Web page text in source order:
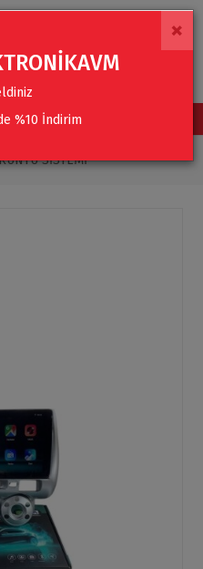
SISTEMI
×
%10 İndirim